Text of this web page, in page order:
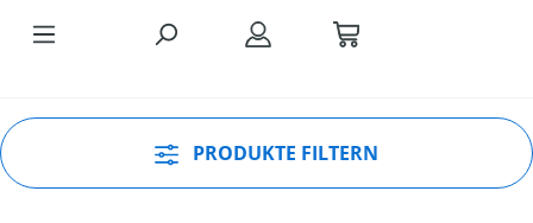
PRODUKTE FILTERN